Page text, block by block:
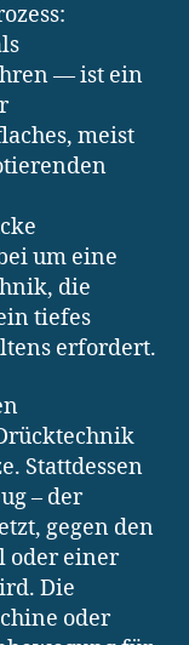
— ist ein
meist
um eine
die
tiefes
erfordert.
Stattdessen
– der
gegen den
oder einer
Die
oder